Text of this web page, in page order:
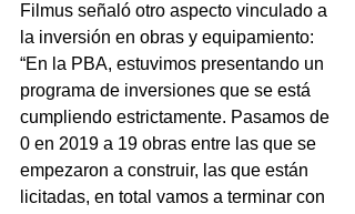
Filmus señaló otro aspecto vinculado a
la inversión en obras y equipamiento:
“En la PBA, estuvimos presentando un
programa de inversiones que se está
cumpliendo estrictamente. Pasamos de
0 en 2019 a 19 obras entre las que se
empezaron a construir, las que están
licitadas, en total vamos a terminar con